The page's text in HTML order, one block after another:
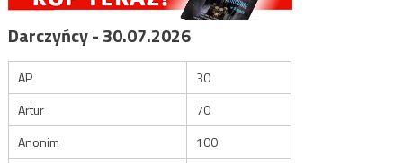
Darczyńcy - 30.07.2026
AP
30
Artur
70
Anonim
100